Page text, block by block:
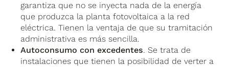
garantiza que no se inyecta nada de la energía
que produzca la planta fotovoltaica a la red
eléctrica. Tienen la ventaja de que su tramitación
administrativa es más sencilla.
Autoconsumo con excedentes. Se trata de
instalaciones que tienen la posibilidad de verter a